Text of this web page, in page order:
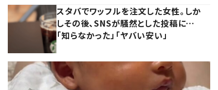
スタバでワッフルを注文した女性。しか
しその後、SNSが騒然とした投稿に…
「知らなかった」「ヤバい安い」